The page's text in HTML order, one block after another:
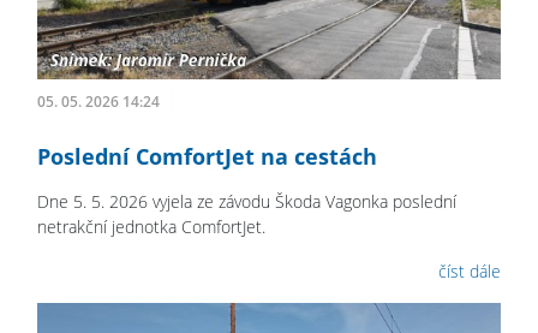
05. 05. 2026 14:24
Poslední ComfortJet na cestách
Dne 5. 5. 2026 vyjela ze závodu Škoda Vagonka poslední
netrakční jednotka ComfortJet.
číst dále